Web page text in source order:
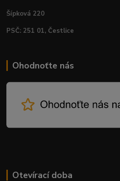
Šípková 220
PSČ: 251 01, Čestlice
Ohodnoťte nás
Otevírací doba